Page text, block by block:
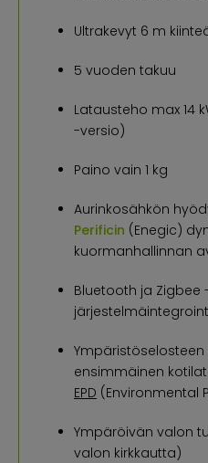
Ultrakevyt 6 m
5 vuoden takuu
Latausteho max 14
-versio)
Paino vain 1 kg
Aurinkosähkön
Perificin (Enegic)
kuormanhallinnan
Bluetooth ja Zigbee
ensimmäinen
EPD (Environmental
Ympäröivän valon
valon kirkkautta)